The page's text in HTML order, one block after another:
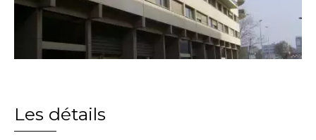
Les détails